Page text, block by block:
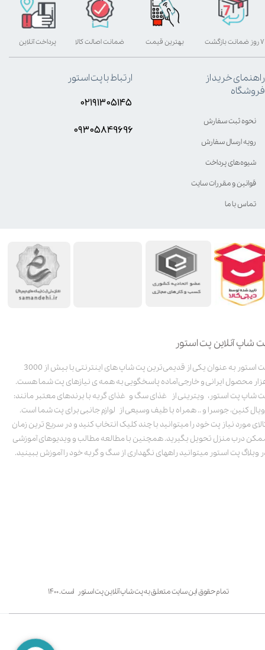
شاپ آنلاین پت استور
پت استور به عنوان یکی از قدیمی‌ترین پت شاپ های اینترنتی با بیش از 3000
محصول ایرانی و خارجی آماده پاسخگویی به همه ی نیازهای پت شما هست.
شاپ پت استور، ویترینی از غذای سگ و غذای گربه با برندهای معتبر مانند:
کنین، جوسرا و .. همراه با طیف وسیعی از لوازم جانبی برای پت شما است.
مورد نیاز پت خود را میتوانید با چند کلیک انتخاب کنید و در سریع ترین زمان
درب منزل تحویل بگیرید. همچنین با مطالعه مطالب و ویدیوهای آموزشی
وبلاگ پت استور میتوانید راههای نگهداری از سگ و گربه خود را آموزش ببینید.
تمام حقوق این سایت متعلق به پت شاپ آنلاین پت استور است. ۱۴۰۰
بهترین قیمت پرداخت آنلاین ۷ روز ضمانت بازگشت ضمانت اصالت کالا
راهنمای خرید از
فروشگاه
نحوه ثبت سفارش
رویه ارسال سفارش
شیوه‌های پرداخت
قوانین و مقررات سایت
تماس با ما
ارتباط با پت استور
۰۲۱۹۱۳۰۵۱۴۵
۰۹۳۰۵8۴9696